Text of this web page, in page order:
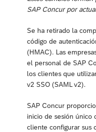
SAP Concur por
Se ha retirado la
código de
(HMAC). Las
el personal de SAP
los clientes que
v2 SSO (SAML v2).
SAP Concur
inicio de sesión único
cliente configurar sus